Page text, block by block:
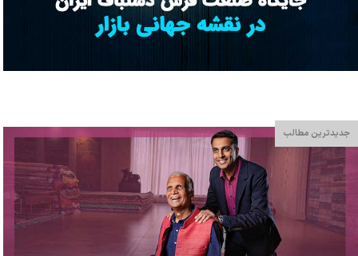
جدیدترین مطالب